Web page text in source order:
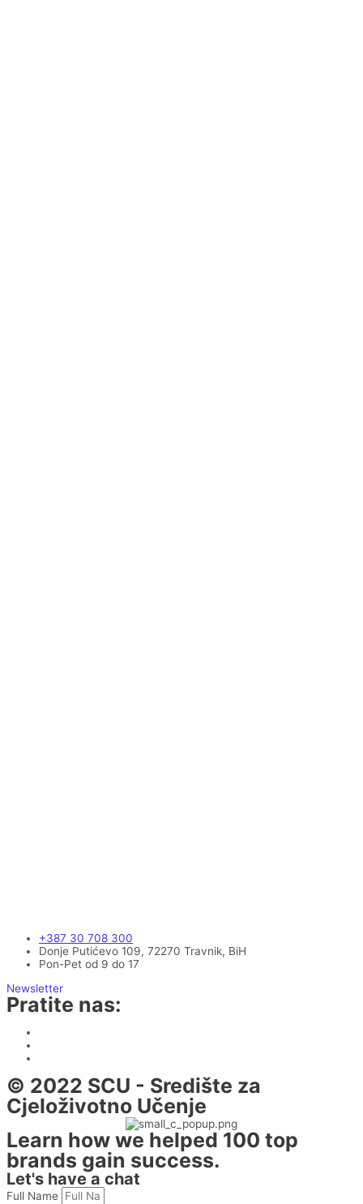
+387 30 708 300
Donje Putićevo 109, 72270 Travnik, BiH
Pon-Pet od 9 do 17
Newsletter
Pratite nas:
© 2022 SCU - Središte za
Cjeloživotno Učenje
Learn how we helped 100 top
brands gain success.
Let's have a chat
Full Name